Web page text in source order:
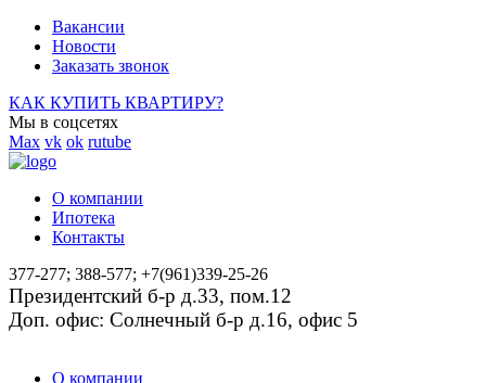
Вакансии
Новости
Заказать звонок
КАК КУПИТЬ КВАРТИРУ?
Мы в соцсетях
Max vk ok rutube
О компании
Ипотека
Контакты
377-277; 388-577; +7(961)339-25-26
Президентский б-р д.33, пом.12
Доп. офис: Солнечный б-р д.16, офис 5
О компании